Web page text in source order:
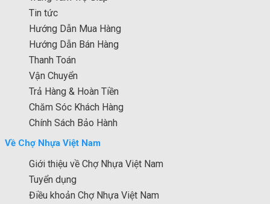
Tin tức
Hướng Dẫn Mua Hàng
Hướng Dẫn Bán Hàng
Thanh Toán
Vận Chuyển
Trả Hàng & Hoàn Tiền
Chăm Sóc Khách Hàng
Chính Sách Bảo Hành
Về Chợ Nhựa Việt Nam
Giới thiệu về Chợ Nhựa Việt Nam
Tuyển dụng
Điều khoản Chợ Nhựa Việt Nam